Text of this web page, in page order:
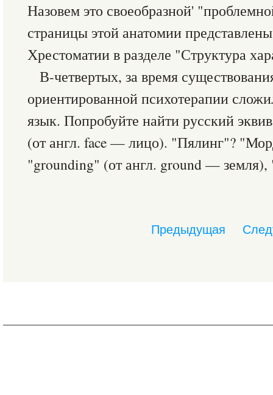
Назовем это своеобразной'
страницы этой анатомии
Хрестоматии в разделе "Структура
В-четвертых, за время
ориентированной психотерапии
язык. Попробуйте найти русский
(от англ. face — лицо). "Пялинг"?
"grounding" (от англ. ground —
Предыдущая